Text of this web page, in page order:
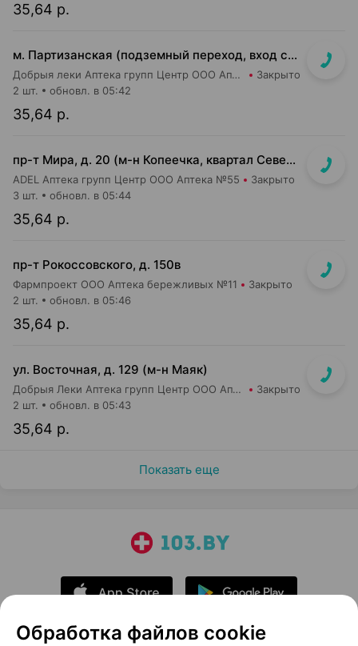
35,64 р.
м. Партизанская (подземный переход, вход со стороны гостиницы "Турист")
Добрыя леки Аптека групп Центр ООО Аптека №5 Закрыто
35,64 р.
2 шт. обновл. в 05:42
пр-т Мира, д. 20 (м-н Копеечка, квартал Северная Европа)
ADEL Аптека групп Центр ООО Аптека №55 Закрыто
35,64 р.
3 шт. обновл. в 05:44
пр-т Рокоссовского, д. 150в
Фармпроект ООО Аптека бережливых №11 Закрыто
35,64 р.
2 шт. обновл. в 05:46
ул. Восточная, д. 129 (м-н Маяк)
Добрыя Леки Аптека групп Центр ООО Аптека №21 Закрыто
35,64 р.
2 шт. обновл. в 05:43
Показать еще
Обработка файлов cookie